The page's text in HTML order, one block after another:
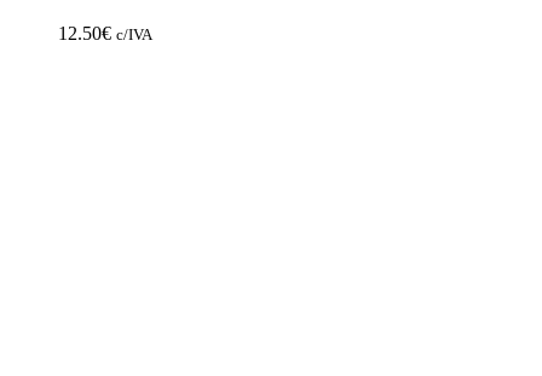
12.50€ c/IVA